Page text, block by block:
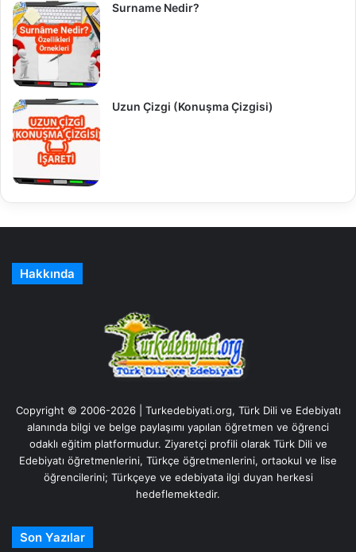
Surname Nedir?
Uzun Çizgi (Konuşma Çizgisi)
Hakkında
Copyright © 2006-2026 | Turkedebiyati.org, Türk Dili ve Edebiyatı
alanında bilgi ve belge paylaşımı yapılan öğretmen ve öğrenci
odaklı eğitim platformudur. Ziyaretçi profili olarak Türk Dili ve
Edebiyatı öğretmenlerini, Türkçe öğretmenlerini, ortaokul ve lise
öğrencilerini; Türkçeye ve edebiyata ilgi duyan herkesi
hedeflemektedir.
Son Yazılar